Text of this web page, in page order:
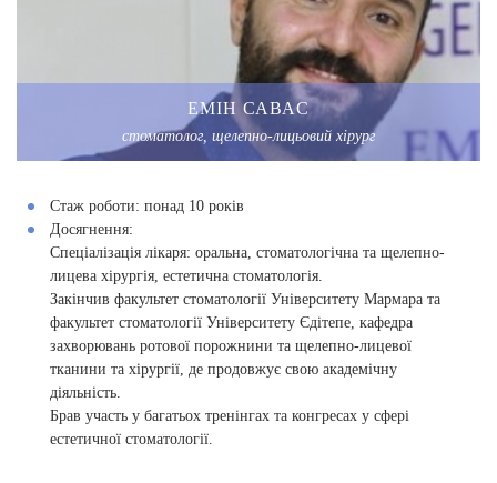
ЕМІН САВАC
стоматолог, щелепно-лицьовий хірург
Стаж роботи: понад 10 років
Досягнення:
Спеціалізація лікаря: оральна, стоматологічна та щелепно-
лицева хірургія, естетична стоматологія.
Закінчив факультет стоматології Університету Мармара та
факультет стоматології Університету Єдітепе, кафедра
захворювань ротової порожнини та щелепно-лицевої
тканини та хірургії, де продовжує свою академічну
діяльність.
Брав участь у багатьох тренінгах та конгресах у сфері
естетичної стоматології.